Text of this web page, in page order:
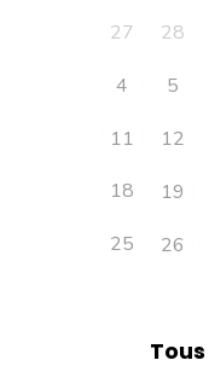
27 28
4
5
11
12
18
19
25
26